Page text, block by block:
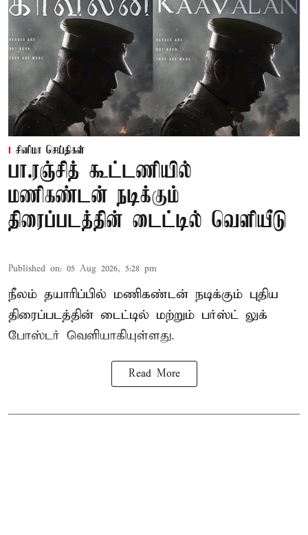
சினிமா செய்திகள்
பா.ரஞ்சித் கூட்டணியில்
மணிகண்டன் நடிக்கும்
திரைப்படத்தின் டைட்டில் வெளியீடு
Published on: 05 Aug 2026, 5:28 pm
நீலம் தயாரிப்பில் மணிகண்டன் நடிக்கும் புதிய
திரைப்படத்தின் டைட்டில் மற்றும் பர்ஸ்ட் லுக்
போஸ்டர் வெளியாகியுள்ளது.
Read More